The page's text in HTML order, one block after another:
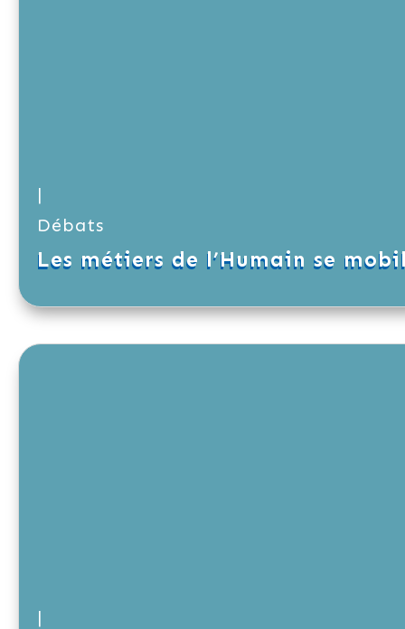
|
Débats
Les métiers de l’Humain se
|